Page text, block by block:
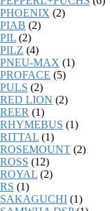
PHOENIX (2)
PIAB (2)
PIL (2)
PILZ (4)
PNEU-MAX (1)
PROFACE (5)
PULS (2)
RED LION (2)
REER (1)
RHYMEBUS (1)
RITTAL (1)
ROSEMOUNT (2)
ROSS (12)
ROYAL (2)
RS (1)
SAKAGUCHI (1)